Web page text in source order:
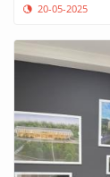
20-05-2025